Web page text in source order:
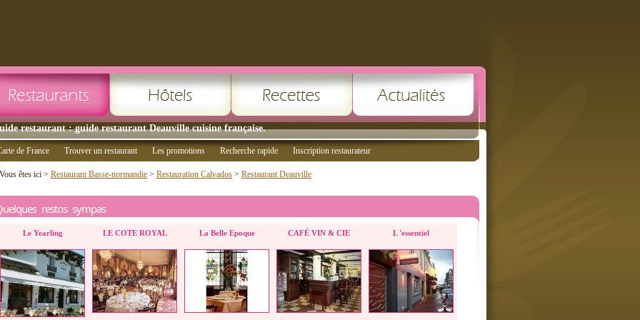
restaurant : guide restaurant Deauville cuisine française.
de France Trouver un restaurant Les promotions Recherche rapide Inscription restaurateur
Vous êtes ici > Restaurant Basse-normandie > Restauration Calvados > Restaurant Deauville
restos sympas
Le Yearling LE COTE ROYAL La Belle Epoque CAFÉ VIN & CIE L 'essentiel